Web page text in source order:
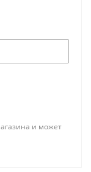
и может